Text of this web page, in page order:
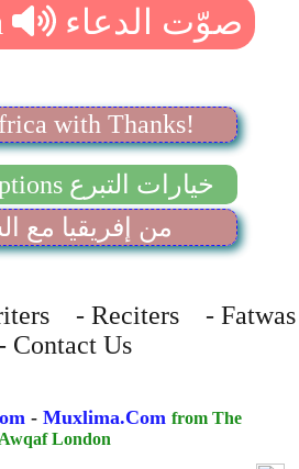
with Thanks!
Donate Options خيارات التبرع
! من إفريقيا مع
- Reciters - Fatwas
Contact Us
- Muxlima.Com from The
Awqaf London